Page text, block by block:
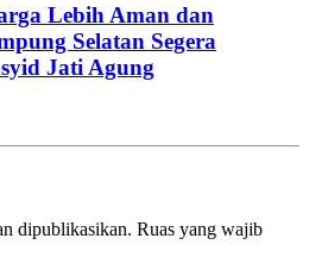
Lebih Aman dan
Selatan Segera
Jati Agung
dipublikasikan. Ruas yang wajib